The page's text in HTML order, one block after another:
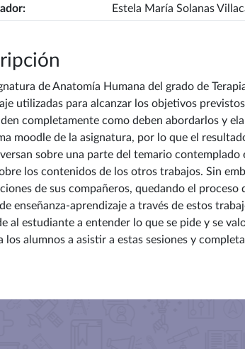
: Estela María Solanas
de Anatomía Humana del grado de
utilizadas para alcanzar los objetivos
completamente como deben abordarlos y
moodle de la asignatura, por lo que el
sobre una parte del temario contemplado
los contenidos de los otros trabajos. Sin
de sus compañeros, quedando el
enseñanza-aprendizaje a través de estos
al estudiante a entender lo que se pide y se
los alumnos a asistir a estas sesiones y